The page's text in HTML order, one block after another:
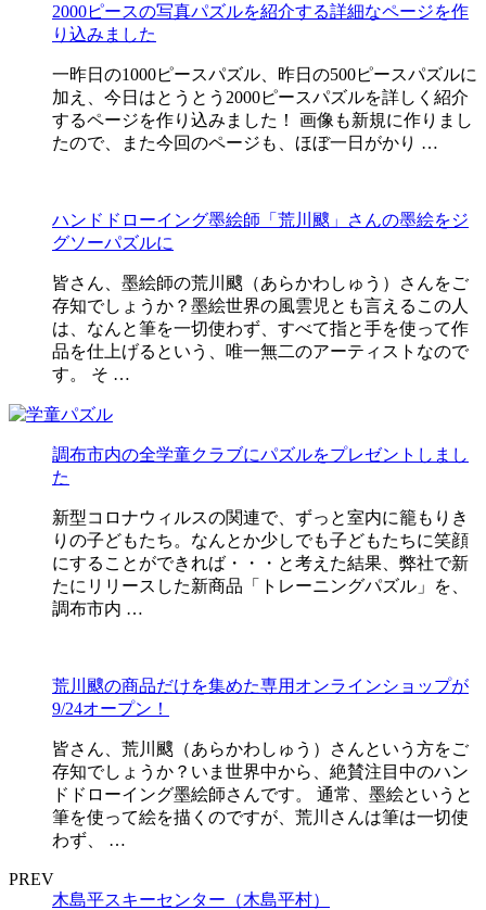
2000ピースの写真パズルを紹介する詳細なページを作
り込みました
一昨日の1000ピースパズル、昨日の500ピースパズルに
加え、今日はとうとう2000ピースパズルを詳しく紹介
するページを作り込みました！ 画像も新規に作りまし
たので、また今回のページも、ほぼ一日がかり …
ハンドドローイング墨絵師「荒川颼」さんの墨絵をジ
グソーパズルに
皆さん、墨絵師の荒川颼（あらかわしゅう）さんをご
存知でしょうか？墨絵世界の風雲児とも言えるこの人
は、なんと筆を一切使わず、すべて指と手を使って作
品を仕上げるという、唯一無二のアーティストなので
す。 そ …
調布市内の全学童クラブにパズルをプレゼントしまし
た
新型コロナウィルスの関連で、ずっと室内に籠もりき
りの子どもたち。なんとか少しでも子どもたちに笑顔
にすることができれば・・・と考えた結果、弊社で新
たにリリースした新商品「トレーニングパズル」を、
調布市内 …
荒川颼の商品だけを集めた専用オンラインショップが
9/24オープン！
皆さん、荒川颼（あらかわしゅう）さんという方をご
存知でしょうか？いま世界中から、絶賛注目中のハン
ドドローイング墨絵師さんです。 通常、墨絵というと
筆を使って絵を描くのですが、荒川さんは筆は一切使
わず、 …
PREV
木島平スキーセンター（木島平村）